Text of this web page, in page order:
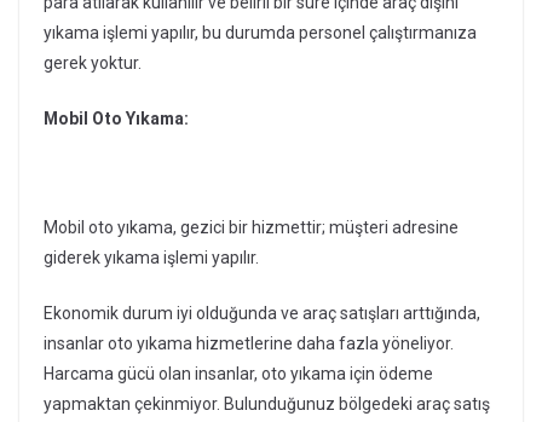
yıkama işlemi yapılır, bu durumda personel çalıştırmanıza
gerek yoktur.
Mobil Oto Yıkama:
Mobil oto yıkama, gezici bir hizmettir; müşteri adresine
giderek yıkama işlemi yapılır.
Ekonomik durum iyi olduğunda ve araç satışları arttığında,
insanlar oto yıkama hizmetlerine daha fazla yöneliyor.
Harcama gücü olan insanlar, oto yıkama için ödeme
yapmaktan çekinmiyor. Bulunduğunuz bölgedeki araç satış